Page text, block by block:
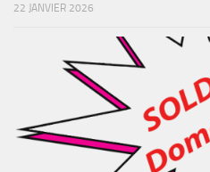
22 JANVIER 2026